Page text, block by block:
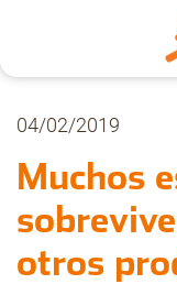
Nosotros
Secciones
Denuncia
04/02/2019
Muchos
otros